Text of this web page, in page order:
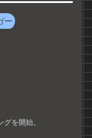
ー
を開始。